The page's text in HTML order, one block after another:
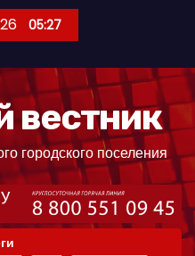
05:27
вестник
городского поселения